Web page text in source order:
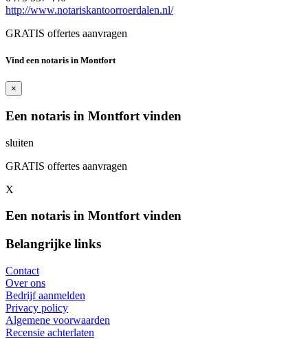
http://www.notariskantoorroerdalen.nl/
GRATIS offertes aanvragen
Vind een notaris in Montfort
×
Een notaris in Montfort vinden
sluiten
GRATIS offertes aanvragen
X
Een notaris in Montfort vinden
Belangrijke links
Contact
Over ons
Bedrijf aanmelden
Privacy policy
Algemene voorwaarden
Recensie achterlaten